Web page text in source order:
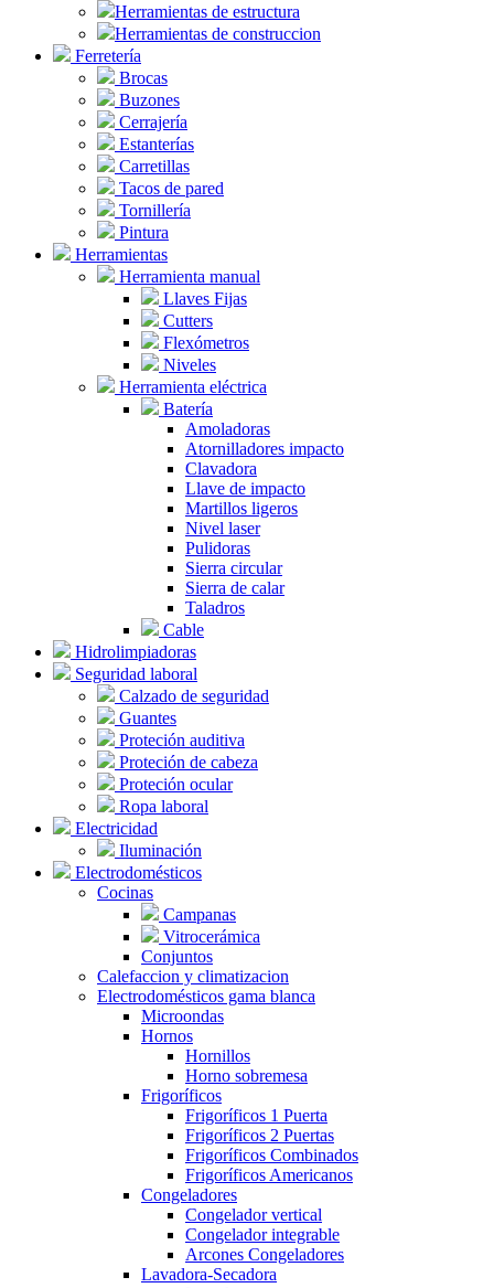
Herramientas de estructura
Herramientas de construccion
Ferretería
Brocas
Buzones
Cerrajería
Estanterías
Carretillas
Tacos de pared
Tornillería
Pintura
Herramientas
Herramienta manual
Llaves Fijas
Cutters
Flexómetros
Niveles
Herramienta eléctrica
Batería
Amoladoras
Atornilladores impacto
Clavadora
Llave de impacto
Martillos ligeros
Nivel laser
Pulidoras
Sierra circular
Sierra de calar
Taladros
Cable
Hidrolimpiadoras
Seguridad laboral
Calzado de seguridad
Guantes
Proteción auditiva
Proteción de cabeza
Proteción ocular
Ropa laboral
Electricidad
Iluminación
Electrodomésticos
Cocinas
Campanas
Vitrocerámica
Conjuntos
Calefaccion y climatizacion
Electrodomésticos gama blanca
Microondas
Hornos
Hornillos
Horno sobremesa
Frigoríficos
Frigoríficos 1 Puerta
Frigoríficos 2 Puertas
Frigoríficos Combinados
Frigoríficos Americanos
Congeladores
Congelador vertical
Congelador integrable
Arcones Congeladores
Lavadora-Secadora